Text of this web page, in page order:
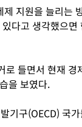
지원을 늘리는
다고 생각했으면
들면서 현재 경
을 보였다.
기구(OECD) 국